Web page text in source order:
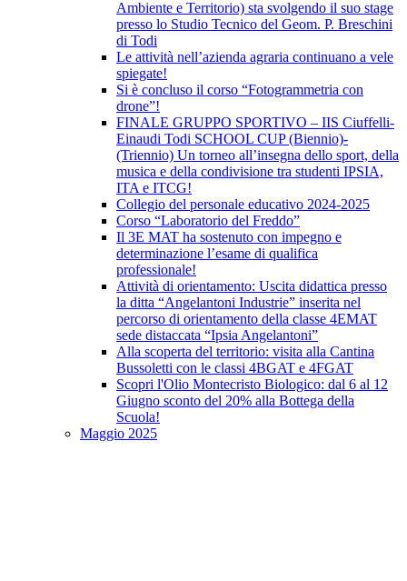
Ambiente e Territorio) sta svolgendo il suo stage
presso lo Studio Tecnico del Geom. P. Breschini
di Todi
Le attività nell’azienda agraria continuano a vele
spiegate!
Si è concluso il corso “Fotogrammetria con
drone”!
FINALE GRUPPO SPORTIVO – IIS Ciuffelli-
Einaudi Todi SCHOOL CUP (Biennio)-
(Triennio) Un torneo all’insegna dello sport, della
musica e della condivisione tra studenti IPSIA,
ITA e ITCG!
Collegio del personale educativo 2024-2025
Corso “Laboratorio del Freddo”
Il 3E MAT ha sostenuto con impegno e
determinazione l’esame di qualifica
professionale!
Attività di orientamento: Uscita didattica presso
la ditta “Angelantoni Industrie” inserita nel
percorso di orientamento della classe 4EMAT
sede distaccata “Ipsia Angelantoni”
Alla scoperta del territorio: visita alla Cantina
Bussoletti con le classi 4BGAT e 4FGAT
Scopri l'Olio Montecristo Biologico: dal 6 al 12
Giugno sconto del 20% alla Bottega della
Scuola!
Maggio 2025